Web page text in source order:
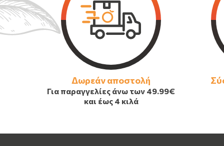
Δωρεάν αποστολή
Για παραγγελίες άνω των 49.99€
και έως 4 κιλά